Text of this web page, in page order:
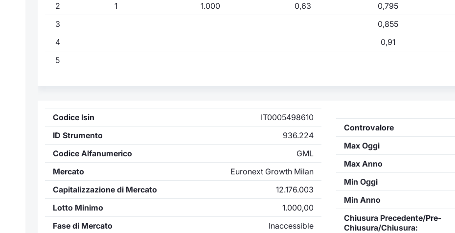
2
1 1.000 0,63 0,795
3
0,855
4
0,91
5
Codice Isin
IT0005498610
ID Strumento
936.224
Codice Alfanumerico
GML
Mercato
Euronext Growth Milan
Capitalizzazione di Mercato
12.176.003
Lotto Minimo
1.000,00
Fase di Mercato
Inaccessible
Controvalore
Max Oggi
Max Anno
Min Oggi
Min Anno
Chiusura Precedente/Pre-
Chiusura/Chiusura: